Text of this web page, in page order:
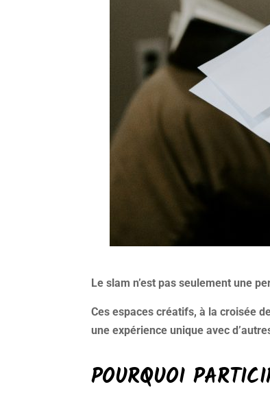
Le slam n’est pas seulement une
Ces espaces créatifs, à la croisée
une expérience unique avec
POURQUOI